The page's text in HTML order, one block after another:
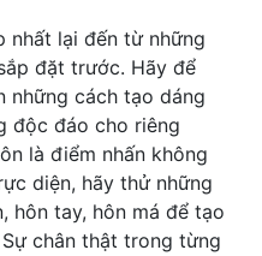
nhất lại đến từ những
đặt trước. Hãy để
những cách tạo dáng
độc đáo cho riêng
là điểm nhấn không
diện, hãy thử những
hôn tay, hôn má để tạo
chân thật trong từng